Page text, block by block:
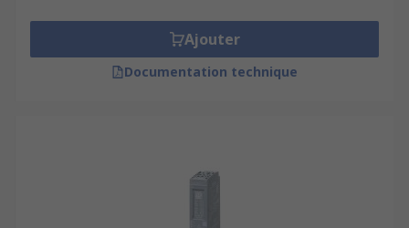
Ajouter
Documentation technique